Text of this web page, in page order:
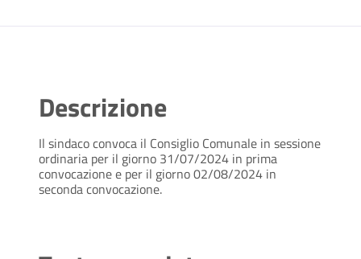
Descrizione
Il sindaco convoca il Consiglio Comunale in sessione
ordinaria per il giorno 31/07/2024 in prima
convocazione e per il giorno 02/08/2024 in
seconda convocazione.